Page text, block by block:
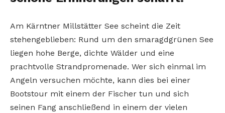
Am Kärntner Millstätter See scheint die Zeit
stehengeblieben: Rund um den smaragdgrünen See
liegen hohe Berge, dichte Wälder und eine
prachtvolle Strandpromenade. Wer sich einmal im
Angeln versuchen möchte, kann dies bei einer
Bootstour mit einem der Fischer tun und sich
seinen Fang anschließend in einem der vielen